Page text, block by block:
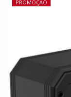
PROMOÇÃO